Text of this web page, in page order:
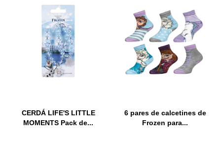
CERDÁ LIFE'S LITTLE
MOMENTS Pack de...
6 pares de calcetines de
Frozen para...